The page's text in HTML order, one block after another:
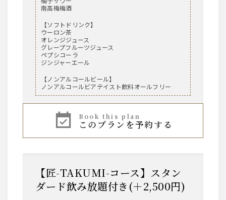
南高梅梅酒
【ソフトドリンク】
ウーロン茶
オレンジジュース
グレープフルーツジュース
ペプシコーラ
ジンジャーエール
【ノンアルコールビール】
ノンアルコールビアテイスト飲料オールフリー
book this plan
このプランを予約する
【匠-TAKUMI-コース】スタン
ダード飲み放題付き(＋2,500円)